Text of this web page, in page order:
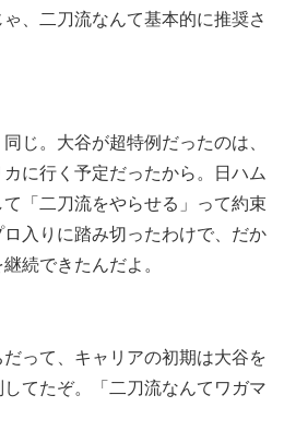
、二刀流なんて基本的に推奨さ
じ。大谷が超特例だったのは、
に行く予定だったから。日ハム
「二刀流をやらせる」って約束
入りに踏み切ったわけで、だか
続できたんだよ。
だって、キャリアの初期は大谷を
てたぞ。「二刀流なんてワガマ